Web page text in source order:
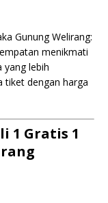
Gunung Welirang:
menikmati
yang lebih
tiket dengan harga
1 Gratis 1